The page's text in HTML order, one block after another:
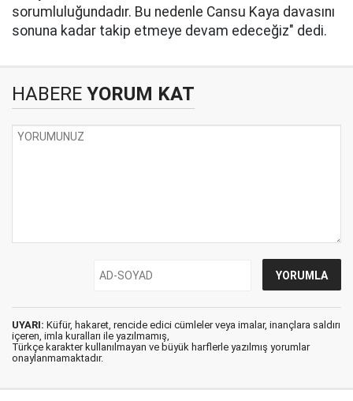
sorumluluğundadır. Bu nedenle Cansu Kaya davasını
sonuna kadar takip etmeye devam edeceğiz" dedi.
HABERE YORUM KAT
UYARI: Küfür, hakaret, rencide edici cümleler veya imalar, inançlara saldırı
içeren, imla kuralları ile yazılmamış,
Türkçe karakter kullanılmayan ve büyük harflerle yazılmış yorumlar
onaylanmamaktadır.